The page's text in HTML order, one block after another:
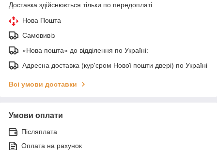
Доставка здійснюється тільки по передоплаті.
Нова Пошта
Самовивіз
«Нова пошта» до відділення по Україні:
Адресна доставка (кур'єром Нової пошти двері) по Україні
Всі умови доставки
Умови оплати
Післяплата
Оплата на рахунок